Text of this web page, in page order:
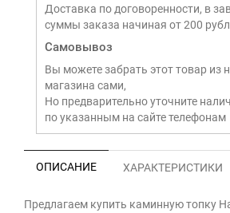
Доставка по договоренности, в
суммы заказа начиная от 200
Самовывоз
Вы можете забрать этот товар из
магазина сами,
Но предварительно уточните
по указанным на сайте телефонам
ОПИСАНИЕ ХАРАКТЕРИСТИКИ
Предлагаем купить каминную топку